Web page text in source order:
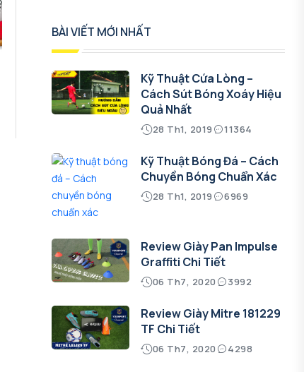
BÀI VIẾT MỚI NHẤT
Kỹ Thuật Cứa Lòng –
Cách Sút Bóng Xoáy Hiệu
Quả Nhất
28 Th1, 2019 11364
Kỹ Thuật Bóng Đá – Cách
Chuyền Bóng Chuẩn Xác
28 Th1, 2019 6969
Review Giày Pan Impulse
Graffiti Chi Tiết
06 Th7, 2020 3992
Review Giày Mitre 181229
TF Chi Tiết
06 Th7, 2020 4298